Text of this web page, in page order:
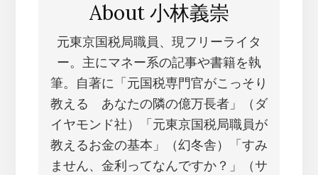
About小林義崇
元東京国税局職員、現フリーライタ
ー。主にマネー系の記事や書籍を執
筆。自著に「元国税専門官がこっそり
教える あなたの隣の億万長者」（ダ
イヤモンド社）「元東京国税局職員が
教えるお金の基本」（幻冬舎）「すみ
ません、金利ってなんですか？」（サ